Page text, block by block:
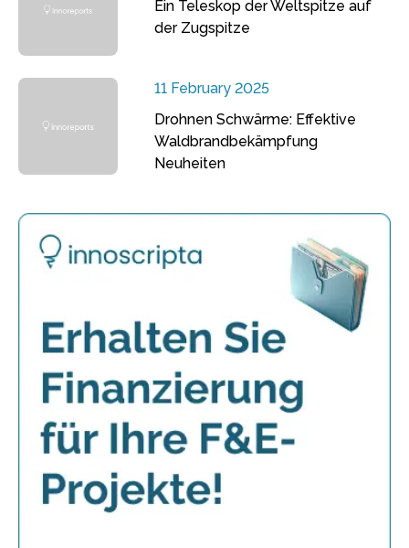
Ein Teleskop der Weltspitze auf
der Zugspitze
11 February 2025
Drohnen Schwärme: Effektive
Waldbrandbekämpfung
Neuheiten